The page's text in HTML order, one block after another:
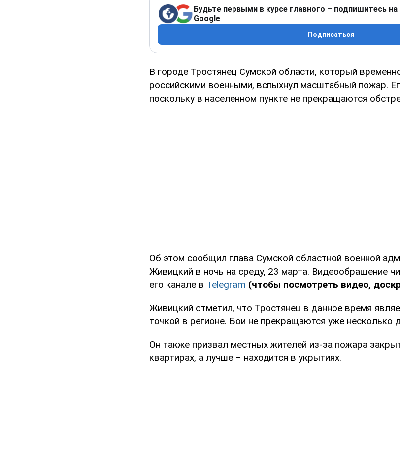
Будьте первыми в курсе главного – подпишитесь на
Google
Подписаться
В городе Тростянец Сумской области, который
российскими военными, вспыхнул масштабный пожар.
поскольку в населенном пункте не прекращаются
Об этом сообщил глава Сумской областной военной
Живицкий в ночь на среду, 23 марта. Видеообращение
его канале в Telegram (чтобы посмотреть видео,
Живицкий отметил, что Тростянец в данное время
точкой в регионе. Бои не прекращаются уже несколько
Он также призвал местных жителей из-за пожара
квартирах, а лучше – находится в укрытиях.